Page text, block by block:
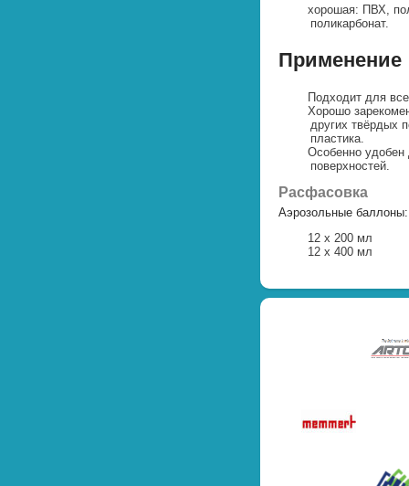
хорошая: ПВХ,
поликарбонат.
Применение
Подходит для
Хорошо
других твёрдых
пластика.
Особенно удобен
поверхностей.
Расфасовка
Аэрозольные баллоны:
12 х 200 мл
12 х 400 мл